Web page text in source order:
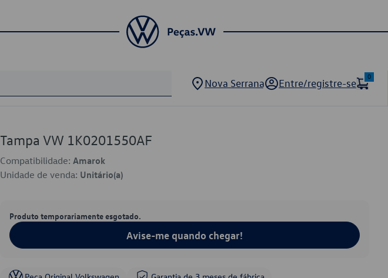
Nova Serrana Entre/registre-se
0
Tampa VW 1K0201550AF
Compatibilidade: Amarok
Unidade de venda: Unitário(a)
Produto temporariamente esgotado.
Avise-me quando chegar!